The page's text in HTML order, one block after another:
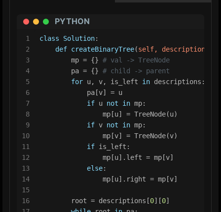
PYTHON
1
2
3
4
5
6
7
8
9
10
11
12
13
14
15
16
class Solution:
def createBinaryTree(self, descriptions:
        mp = {}
# val -> TreeNode
        pa = {}
# child -> parent
for u, v, is_left in descriptions:
            pa[v] = u
if u not in mp:
                mp[u] = TreeNode(u)
if v not in mp:
                mp[v] = TreeNode(v)
if is_left:
                mp[u].left = mp[v]
else:
                mp[u].right = mp[v]
        root = descriptions[
0][0]